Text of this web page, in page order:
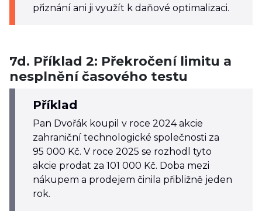
přiznání ani ji využít k daňové optimalizaci.
7d. Příklad 2: Překročení limitu a
nesplnění časového testu
Příklad
Pan Dvořák koupil v roce 2024 akcie
zahraniční technologické společnosti za
95 000 Kč. V roce 2025 se rozhodl tyto
akcie prodat za 101 000 Kč. Doba mezi
nákupem a prodejem činila přibližně jeden
rok.